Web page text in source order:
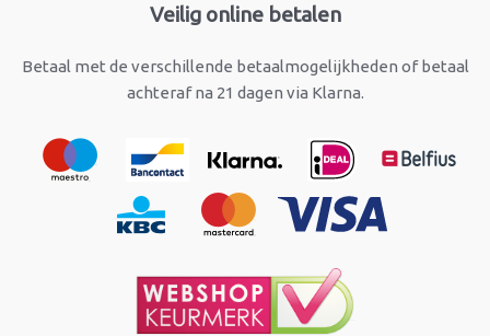
Veilig online betalen
Betaal met de verschillende betaalmogelijkheden of betaal
achteraf na 21 dagen via Klarna.